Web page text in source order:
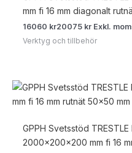
mm fi 16 mm diagonalt
16060 kr20075 kr Exkl.
Verktyg och tillbehör
GPPH Svetsstöd
2000x200x200 mm fi 16